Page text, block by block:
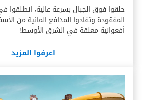
حلقوا فوق الجبال بسرعة عالية، انطلقوا
المفقودة وتفادوا المدافع المائية من
أفعوانية معلقة في الشرق الأوسط!
اعرفوا المزيد